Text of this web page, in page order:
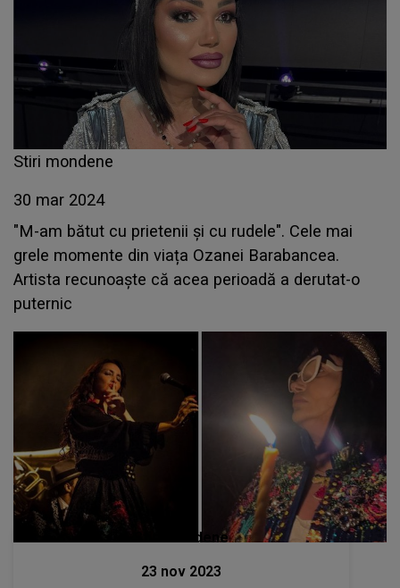
Stiri mondene
30 mar 2024
"M-am bătut cu prietenii și cu rudele". Cele mai
grele momente din viața Ozanei Barabancea.
Artista recunoaște că acea perioadă a derutat-o
puternic
Stiri mondene
23 nov 2023